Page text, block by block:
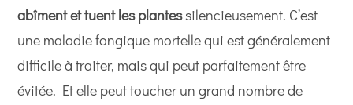
abîment et tuent les plantessilencieusement. C’est
une maladie fongique mortelle qui est généralement
difficile à traiter, mais qui peut parfaitement être
évitée. Et elle peut toucher un grand nombre de